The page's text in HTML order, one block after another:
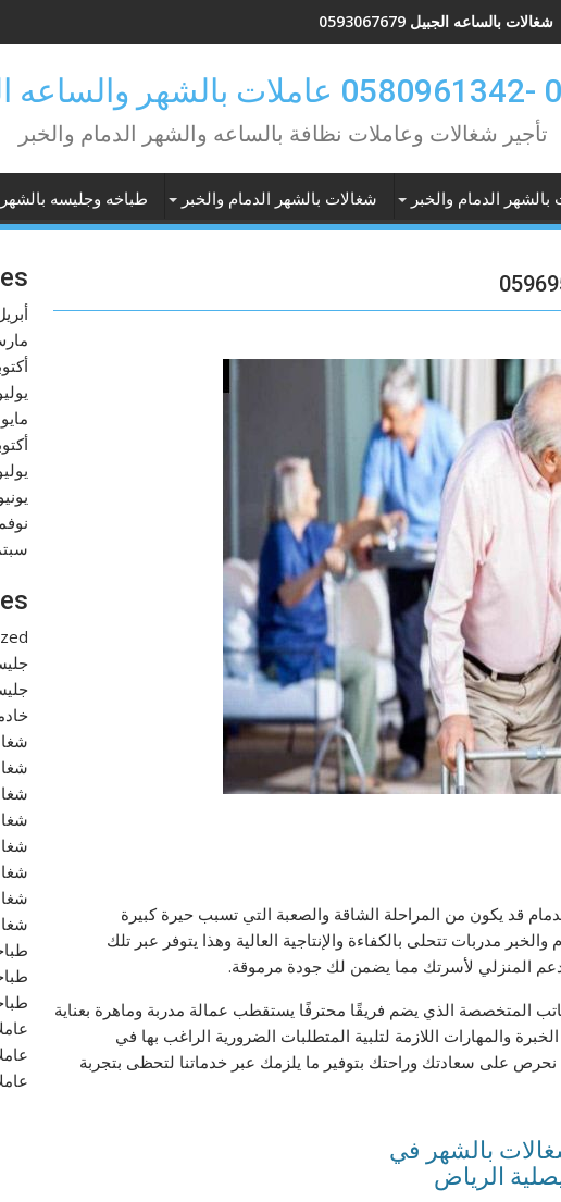
شغالات بالساعه الجبيل 0593067679
تأجير شغالات وعاملات نظافة بالساعه والشهر الدمام والخبر
بالشهر الدمام والخبر شغالات بالشهر الدمام والخبر طباخه وجليسه بالشهر
قد يكون من المراحلة الشاقة والصعبة التي تسبب حيرة كبيرة
مدربات تتحلى بالكفاءة والإنتاجية العالية وهذا يتوفر عبر تلك
المنزلي لأسرتك مما يضمن لك جودة مرموقة.
المتخصصة الذي يضم فريقًا محترفًا يستقطب عمالة مدربة وماهرة بعناية
والمهارات اللازمة لتلبية المتطلبات الضرورية الراغب بها في
نحرص على سعادتك وراحتك بتوفير ما يلزمك عبر خدماتنا لتحظى بتجربة
أبريل
مارس
أكتوبر
يوليو
مايو 2025
أكتوبر
يوليو
يونيو
نوفمبر